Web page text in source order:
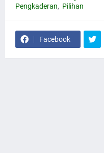
Pengkaderan
Pilihan
Facebook